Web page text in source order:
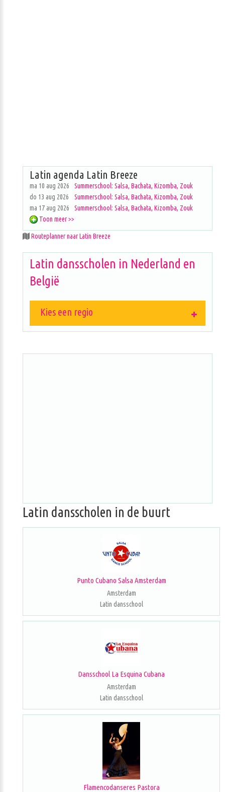
Latin agenda Latin Breeze
ma 10 aug 2026
Summerschool: Salsa, Bachata, Kizomba, Zouk
do 13 aug 2026
Summerschool: Salsa, Bachata, Kizomba, Zouk
ma 17 aug 2026
Summerschool: Salsa, Bachata, Kizomba, Zouk
Toon meer >>
Routeplanner naar Latin Breeze
Latin dansscholen in Nederland en
België
Kies een regio
Latin dansscholen in de buurt
Punto Cubano Salsa Amsterdam
Amsterdam
Latin dansschool
Dansschool La Esquina Cubana
Amsterdam
Latin dansschool
Flamencodanseres Pastora